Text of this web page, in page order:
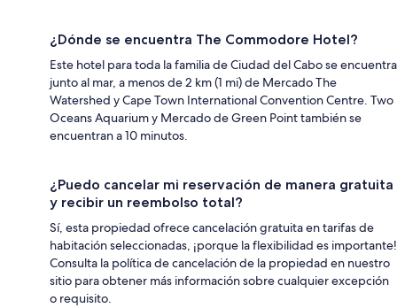
¿Dónde se encuentra The Commodore Hotel?
Este hotel para toda la familia de Ciudad del Cabo se encuentra
junto al mar, a menos de 2 km (1 mi) de Mercado The
Watershed y Cape Town International Convention Centre. Two
Oceans Aquarium y Mercado de Green Point también se
encuentran a 10 minutos.
¿Puedo cancelar mi reservación de manera gratuita
y recibir un reembolso total?
Sí, esta propiedad ofrece cancelación gratuita en tarifas de
habitación seleccionadas, ¡porque la flexibilidad es importante!
Consulta la política de cancelación de la propiedad en nuestro
sitio para obtener más información sobre cualquier excepción
o requisito.